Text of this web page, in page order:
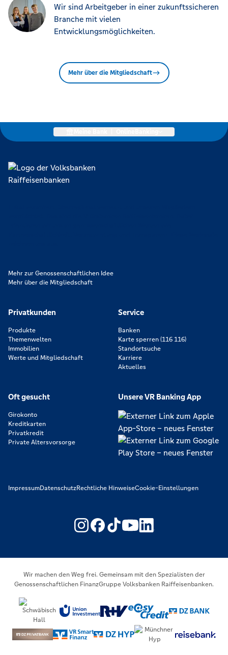
Wir sind Arbeitgeber in einer zukunftssicheren
Branche mit vielen
Entwicklungsmöglichkeiten.
Mehr über die Mitgliedschaft
Mehr zur Genossenschaftlichen Idee
Mehr über die Mitgliedschaft
Privatkunden
Produkte
Themenwelten
Immobilien
Werte und Mitgliedschaft
Service
Banken
Karte sperren (116 116)
Standortsuche
Karriere
Aktuelles
Oft gesucht
Girokonto
Kreditkarten
Privatkredit
Private Altersvorsorge
Unsere VR Banking App
ImpressumDatenschutzRechtliche HinweiseCookie-Einstellungen
https://www.youtube.com/
https://
Wir machen den Weg frei. Gemeinsam mit den Spezialisten der
Genossenschaftlichen FinanzGruppe Volksbanken Raiffeisenbanken.